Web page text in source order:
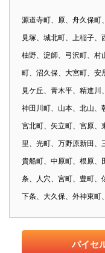
源道寺町、原、舟久保町
見塚、城北町、上稲子
柚野、淀師、弓沢町、村
町、沼久保、大宮町、安
見ケ丘、青木平、精進川
神田川町、山本、北山、
宮北町、矢立町、宮原、
里、光町、万野原新田、
貴船町、中原町、根原、
条、人穴、宮町、豊町、
下条、大久保、外神東町
バイセ